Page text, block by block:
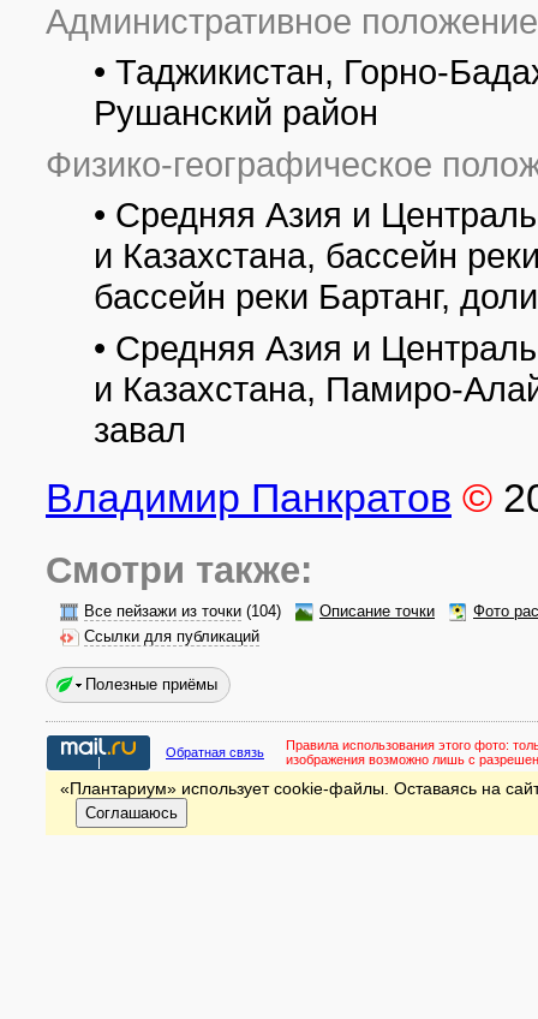
Административное
• Таджикистан, Горно-
Рушанский район
Физико-географическое
• Средняя Азия и
и Казахстана, бассейн
бассейн реки Бартанг,
• Средняя Азия и
и Казахстана, Памиро-
завал
Владимир Панкратов ©
Смотри также:
Все пейзажи из точки (104) Описание точки
Фото
Ссылки для публикаций
Полезные приёмы
Обратная связь Правила использования этого фото:
изображения возможно лишь с
«Плантариум» использует cookie-файлы. Оставаясь на
Соглашаюсь